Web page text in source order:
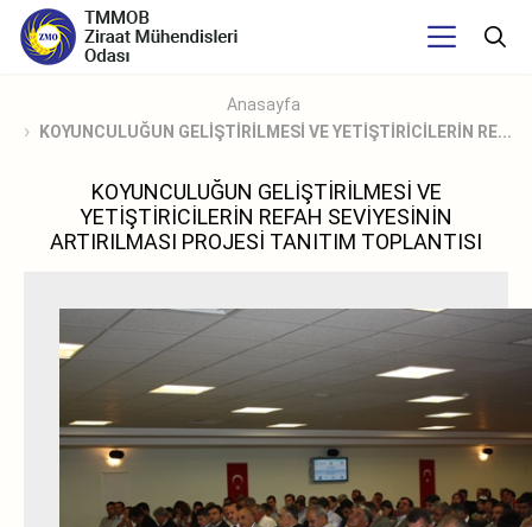
Anasayfa
KOYUNCULUĞUN GELİŞTİRİLMESİ VE YETİŞTİRİCİLERİN RE...
KOYUNCULUĞUN GELİŞTİRİLMESİ VE
YETİŞTİRİCİLERİN REFAH SEVİYESİNİN
ARTIRILMASI PROJESİ TANITIM TOPLANTISI